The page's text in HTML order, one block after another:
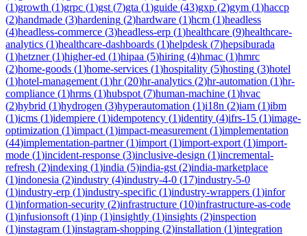
(1)growth (1)grpc (1)gst (7)gta (1)guide (43)gxp (2)gym (1)haccp
(2)handmade (3)hardening (2)hardware (1)hcm (1)headless
(4)headless-commerce (3)headless-erp (1)healthcare (9)healthcare-
analytics (1)healthcare-dashboards (1)helpdesk (7)hepsiburada
(1)hetzner(1)higher-ed (1)hipaa (5)hiring (4)hmac (1)hmrc
(2)home-goods (1)home-services (1)hospitality (5)hosting (3)hotel
(1)hotel-management (1)hr(20)hr-analytics (2)hr-automation (1)hr-
compliance (1)hrms (1)hubspot (7)human-machine (1)hvac
(2)hybrid (1)hydrogen (3)hyperautomation (1)i18n (2)iam (1)ibm
(1)icms (1)idempiere (1)idempotency (1)identity (4)ifrs-15 (1)image-
optimization (1)impact (1)impact-measurement (1)implementation
(44)implementation-partner(1)import (1)import-export (1)import-
mode (1)incident-response (3)inclusive-design (1)incremental-
refresh (2)indexing (1)india (5)india-gst (2)india-marketplace
(1)indonesia (2)industry (4)industry-4-0 (17)industry-5-0
(1)industry-erp (1)industry-specific (1)industry-wrappers (1)infor
(1)information-security (2)infrastructure (10)infrastructure-as-code
(1)infusionsoft (1)inp (1)insightly (1)insights (2)inspection
(1)instagram (1)instagram-shopping (2)installation (1)integration